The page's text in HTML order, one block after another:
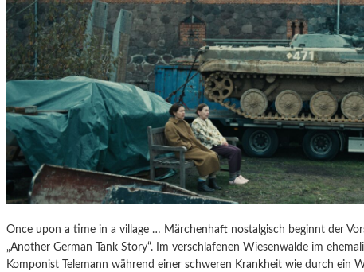
E
K
S
„
D
I
E
A
U
S
F
L
G
E
Once upon a time in a village … Märchenhaft nostalgisch beginnt der
„Another German Tank Story“. Im verschlafenen Wiesenwalde im
Komponist Telemann während einer schweren Krankheit wie durch ein